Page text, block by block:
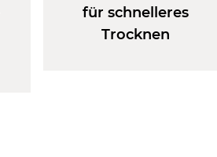
für schnelleres
Trocknen